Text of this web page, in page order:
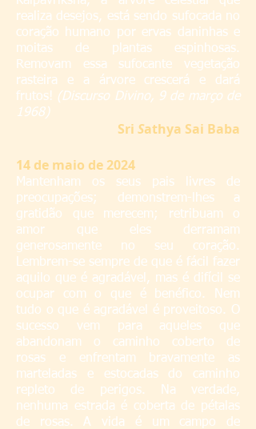
realiza desejos, está sendo sufocada no
coração humano por ervas daninhas e
moitas de plantas espinhosas.
Removam essa sufocante vegetação
rasteira e a árvore crescerá e dará
frutos! (Discurso Divino, 9 de março de
1968)
Sri Sathya Sai Baba
14 de maio de 2024
Mantenham os seus pais livres de
preocupações; demonstrem-lhes a
gratidão que merecem; retribuam o
amor que eles derramam
generosamente no seu coração.
Lembrem-se sempre de que é fácil fazer
aquilo que é agradável, mas é difícil se
ocupar com o que é benéfico. Nem
tudo o que é agradável é proveitoso. O
sucesso vem para aqueles que
abandonam o caminho coberto de
rosas e enfrentam bravamente as
marteladas e estocadas do caminho
repleto de perigos. Na verdade,
nenhuma estrada é coberta de pétalas
de rosas. A vida é um campo de